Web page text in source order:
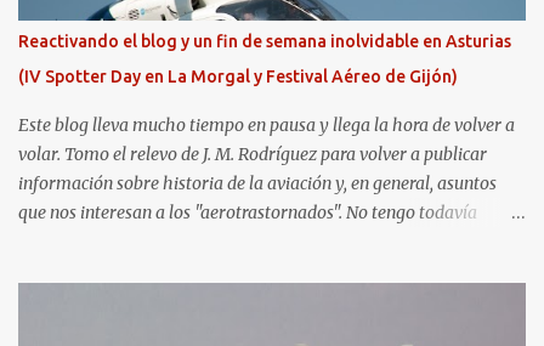
Reactivando el blog y un fin de semana inolvidable en Asturias
(IV Spotter Day en La Morgal y Festival Aéreo de Gijón)
Este blog lleva mucho tiempo en pausa y llega la hora de volver a
volar. Tomo el relevo de J. M. Rodríguez para volver a publicar
información sobre historia de la aviación y, en general, asuntos
que nos interesan a los "aerotrastornados". No tengo todavía